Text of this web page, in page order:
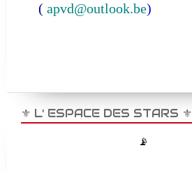
( apvd@outlook.be)
⚜️ L' ESPACE DES STARS ⚜️
📡